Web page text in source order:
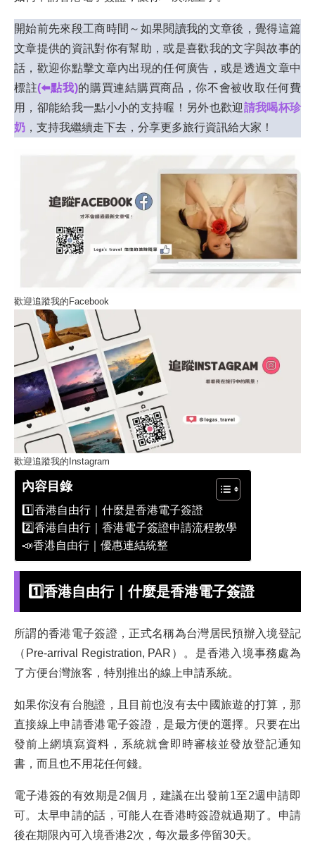
開始前先來段工商時間～如果閱讀我的文章後，覺得這篇
文章提供的資訊對你有幫助，或是喜歡我的文字與故事的
話，歡迎你點擊文章內出現的任何廣告，或是透過文章中
標註(⬅️點我)的購買連結購買商品，你不會被收取任何費
用，卻能給我一點小小的支持喔！另外也歡迎請我喝杯珍
奶 ，支持我繼續走下去，分享更多旅行資訊給大家！
歡迎追蹤我的Facebook
歡迎追蹤我的Instagram
內容目錄
1️⃣香港自由行｜什麼是香港電子簽證
2️⃣香港自由行｜香港電子簽證申請流程教學
📣香港自由行｜優惠連結統整
1️⃣香港自由行｜什麼是香港電子簽證
所謂的香港電子簽證，正式名稱為台灣居民預辦入境登記
（Pre-arrival Registration, PAR）。是香港入境事務處為
了方便台灣旅客，特別推出的線上申請系統。
如果你沒有台胞證，且目前也沒有去中國旅遊的打算，那
直接線上申請香港電子簽證，是最方便的選擇。只要在出
發前上網填寫資料，系統就會即時審核並發放登記通知
書，而且也不用花任何錢。
電子港簽的有效期是2個月，建議在出發前1至2週申請即
可。太早申請的話，可能人在香港時簽證就過期了。申請
後在期限內可入境香港2次，每次最多停留30天。